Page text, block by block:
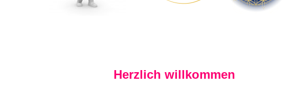
Herzlich willkommen